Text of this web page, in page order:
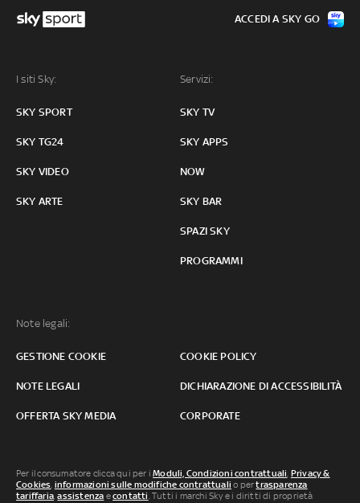
I siti Sky:
SKY SPORT
SKY TG24
SKY VIDEO
SKY ARTE
Servizi:
SKY TV
SKY APPS
NOW
SKY BAR
SPAZI SKY
PROGRAMMI
Note legali:
GESTIONE COOKIE COOKIE POLICY
NOTE LEGALI DICHIARAZIONE DI ACCESSIBILITÀ
OFFERTA SKY MEDIA CORPORATE
ACCEDI A SKY GO
Per il consumatore clicca qui per iModuli, Condizioni contrattuali, Privacy &
Cookies, informazioni sulle modifiche contrattuali o pertrasparenza
tariffaria,assistenza econtatti. Tutti i marchi Sky e i diritti di proprietà